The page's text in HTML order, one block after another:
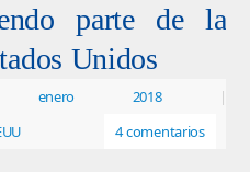
parte de la
Unidos
2018
|
4 comentarios